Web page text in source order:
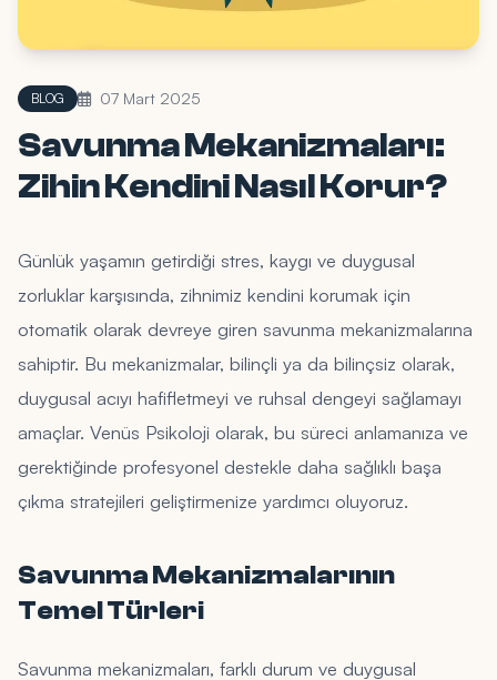
BLOG 07 Mart 2025
Savunma Mekanizmaları:
Zihin Kendini Nasıl Korur?
Günlük yaşamın getirdiği stres, kaygı ve duygusal
zorluklar karşısında, zihnimiz kendini korumak için
otomatik olarak devreye giren savunma mekanizmalarına
sahiptir. Bu mekanizmalar, bilinçli ya da bilinçsiz olarak,
duygusal acıyı hafifletmeyi ve ruhsal dengeyi sağlamayı
amaçlar. Venüs Psikoloji olarak, bu süreci anlamanıza ve
gerektiğinde profesyonel destekle daha sağlıklı başa
çıkma stratejileri geliştirmenize yardımcı oluyoruz.
Savunma Mekanizmalarının
Temel Türleri
Savunma mekanizmaları, farklı durum ve duygusal